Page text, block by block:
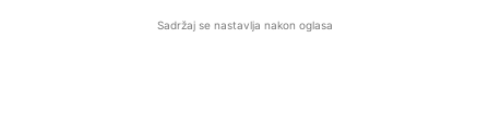
Sadržaj se nastavlja nakon oglasa